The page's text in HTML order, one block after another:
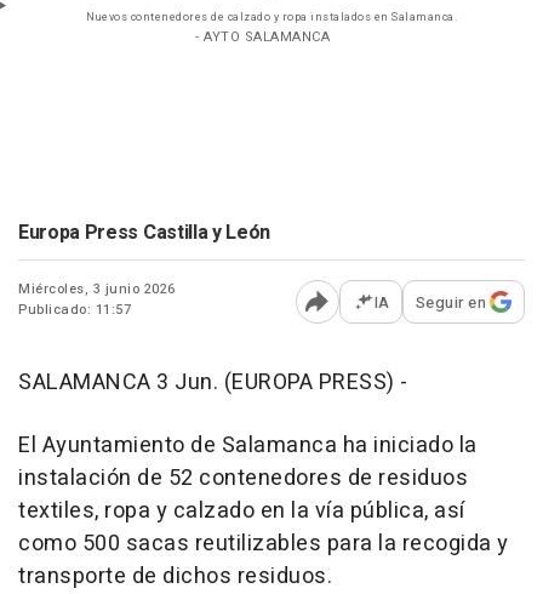
Nuevos contenedores de calzado y ropa instalados en Salamanca.
- AYTO SALAMANCA
Europa Press Castilla y León
Miércoles, 3 junio 2026
Publicado: 11:57
Abrir opciones para
IA Seguir en
SALAMANCA 3 Jun. (EUROPA PRESS) -
El Ayuntamiento de Salamanca ha iniciado la
instalación de 52 contenedores de residuos
textiles, ropa y calzado en la vía pública, así
como 500 sacas reutilizables para la recogida y
transporte de dichos residuos.